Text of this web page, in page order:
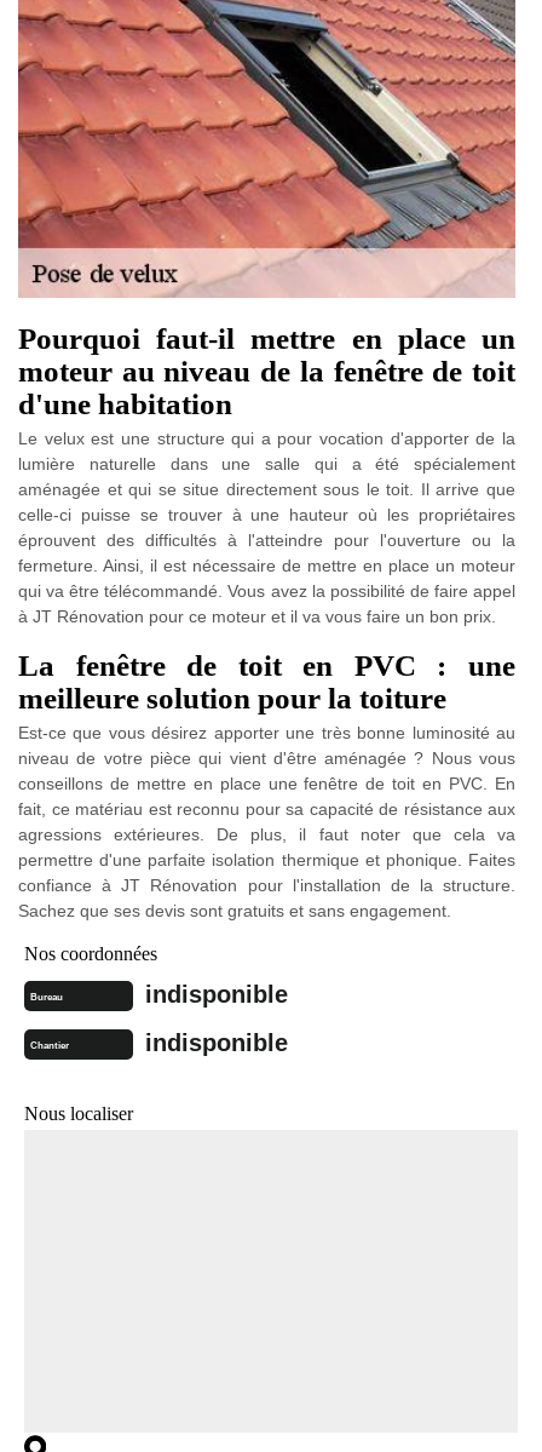
Pourquoi faut-il mettre en place un
moteur au niveau de la fenêtre de toit
d'une habitation
Le velux est une structure qui a pour vocation d'apporter de la
lumière naturelle dans une salle qui a été spécialement
aménagée et qui se situe directement sous le toit. Il arrive que
celle-ci puisse se trouver à une hauteur où les propriétaires
éprouvent des difficultés à l'atteindre pour l'ouverture ou la
fermeture. Ainsi, il est nécessaire de mettre en place un moteur
qui va être télécommandé. Vous avez la possibilité de faire appel
à JT Rénovation pour ce moteur et il va vous faire un bon prix.
La fenêtre de toit en PVC : une
meilleure solution pour la toiture
Est-ce que vous désirez apporter une très bonne luminosité au
niveau de votre pièce qui vient d'être aménagée ? Nous vous
conseillons de mettre en place une fenêtre de toit en PVC. En
fait, ce matériau est reconnu pour sa capacité de résistance aux
agressions extérieures. De plus, il faut noter que cela va
permettre d'une parfaite isolation thermique et phonique. Faites
confiance à JT Rénovation pour l'installation de la structure.
Sachez que ses devis sont gratuits et sans engagement.
Nos coordonnées
Bureau indisponible
Chantier indisponible
Nous localiser